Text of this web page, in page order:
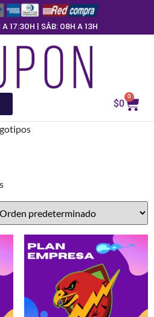
17:30H | SÁB: 08H A 13H
$0 0